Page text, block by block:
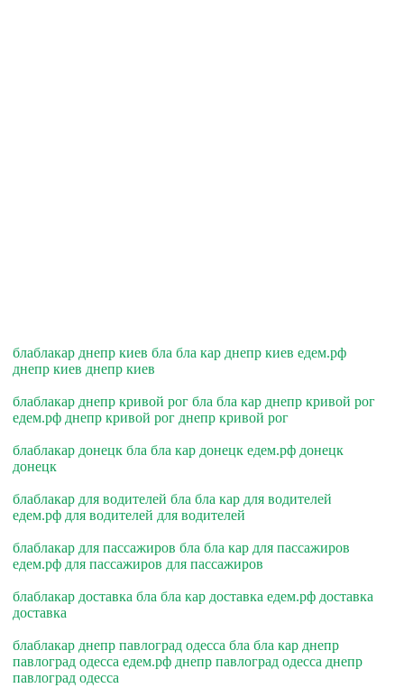
блаблакар днепр киев бла бла кар днепр киев едем.рф
днепр киев днепр киев
блаблакар днепр кривой рог бла бла кар днепр кривой рог
едем.рф днепр кривой рог днепр кривой рог
блаблакар донецк бла бла кар донецк едем.рф донецк
донецк
блаблакар для водителей бла бла кар для водителей
едем.рф для водителей для водителей
блаблакар для пассажиров бла бла кар для пассажиров
едем.рф для пассажиров для пассажиров
блаблакар доставка бла бла кар доставка едем.рф доставка
доставка
блаблакар днепр павлоград одесса бла бла кар днепр
павлоград одесса едем.рф днепр павлоград одесса днепр
павлоград одесса